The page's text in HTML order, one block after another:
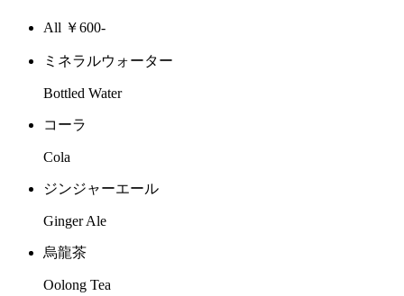
All ￥600-
ミネラルウォーター
Bottled Water
コーラ
Cola
ジンジャーエール
Ginger Ale
烏龍茶
Oolong Tea